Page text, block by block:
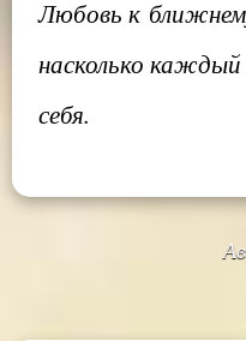
Любовь к
насколько
себя.